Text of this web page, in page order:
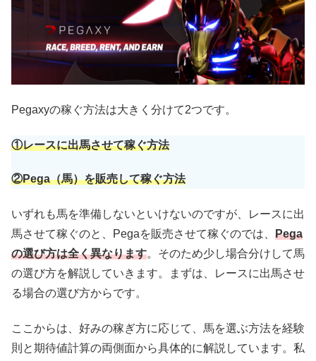
Pegaxyの稼ぐ方法は大きく分けて2つです。
①レースに出馬させて稼ぐ方法
②Pega（馬）を販売して稼ぐ方法
いずれも馬を準備しないといけないのですが、レースに出
馬させて稼ぐのと、Pegaを販売させて稼ぐのでは、 Pega
の選び方は全く異なります。そのため少し場合分けして馬
の選び方を解説していきます。まずは、レースに出馬させ
る場合の選び方からです。
ここからは、好みの稼ぎ方に応じて、馬を選ぶ方法を経験
則と期待値計算の両側面から具体的に解説しています。私